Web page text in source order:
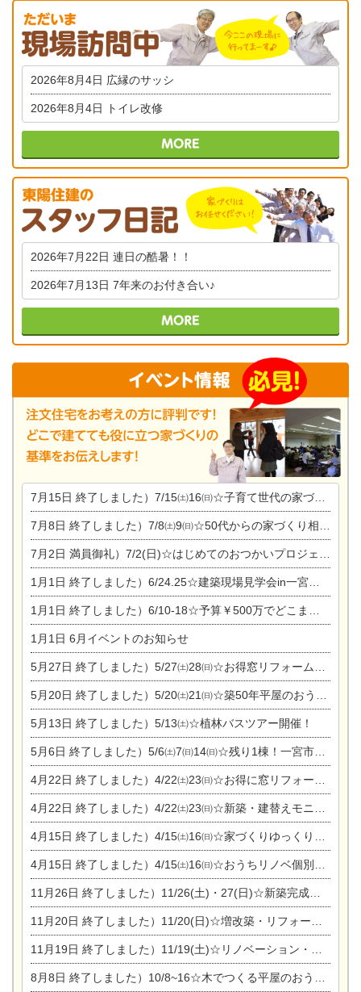
2026年8月4日 広縁のサッシ
2026年8月4日 トイレ改修
2026年7月22日 連日の酷暑！！
2026年7月13日 7年来のお付き合い♪
7月15日 終了しました）7/15㈯16㈰☆子育て世代の家づくり相談会
7月8日 終了しました）7/8㈯9㈰☆50代からの家づくり相談会
7月2日 満員御礼）7/2(日)☆はじめてのおつかいプロジェクト
1月1日 終了しました）6/24.25☆建築現場見学会in一宮市木曽川町
1月1日 終了しました）6/10-18☆予算￥500万でどこまでできるの？リフォーム相談会
1月1日 6月イベントのお知らせ
5月27日 終了しました）5/27㈯28㈰☆お得窓リフォーム個別相談会
5月20日 終了しました）5/20㈯21㈰☆築50年平屋のおうちリノベーション完成見学会
5月13日 終了しました）5/13㈯☆植林バスツアー開催！
5月6日 終了しました）5/6㈯7㈰14㈰☆残り1棟！一宮市限定モニター募集相談会(新築・建替え)
4月22日 終了しました）4/22㈯23㈰☆お得に窓リフォーム個別相談会
4月22日 終了しました）4/22㈯23㈰☆新築・建替えモニター募集個別相談会
4月15日 終了しました）4/15㈯16㈰☆家づくりゆっくりじっくり個別相談会
4月15日 終了しました）4/15㈯16㈰☆おうちリノベ個別相談会
11月26日 終了しました）11/26(土)・27(日)☆新築完成見学会 in一宮市あずら
11月20日 終了しました）11/20(日)☆増改築・リフォームまつり＆秋の味覚まつり＆芸術祭
11月19日 終了しました）11/19(土)☆リノベーション・家の修理まつり＆増改築・リフォームまつりin扶桑ゴルフ
8月8日 終了しました）10/8~16☆木でつくる平屋のおうちのつくり方【完全予約制】